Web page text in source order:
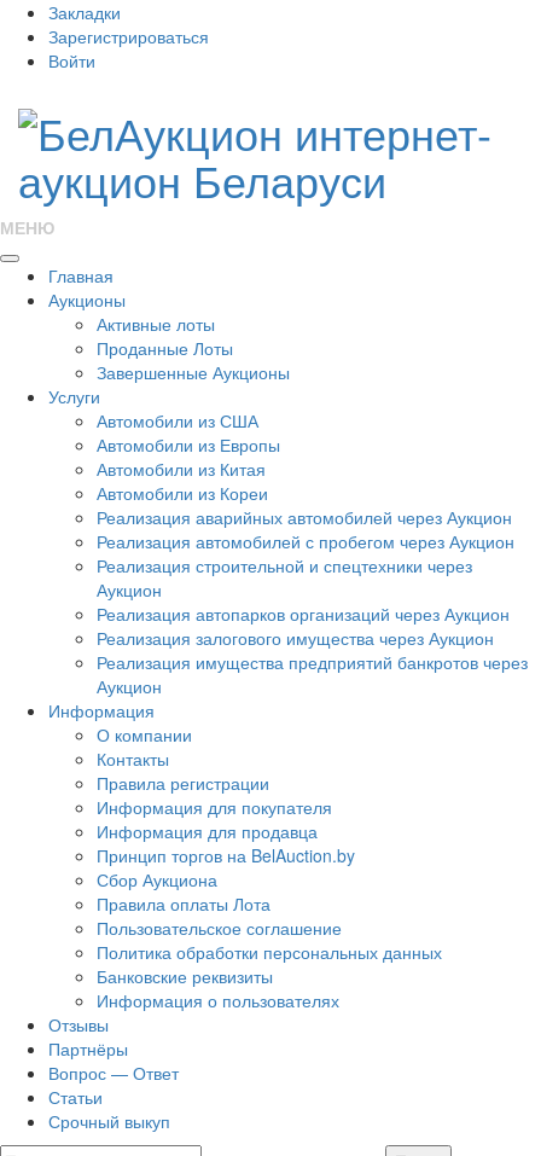
Закладки
Зарегистрироваться
Войти
МЕНЮ
Главная
Аукционы
Активные лоты
Проданные Лоты
Завершенные Аукционы
Услуги
Автомобили из США
Автомобили из Европы
Автомобили из Китая
Автомобили из Кореи
Реализация аварийных автомобилей через Аукцион
Реализация автомобилей с пробегом через Аукцион
Реализация строительной и спецтехники через
Аукцион
Реализация автопарков организаций через Аукцион
Реализация залогового имущества через Аукцион
Реализация имущества предприятий банкротов через
Аукцион
Информация
О компании
Контакты
Правила регистрации
Информация для покупателя
Информация для продавца
Принцип торгов на BelAuction.by
Сбор Аукциона
Правила оплаты Лота
Пользовательское соглашение
Политика обработки персональных данных
Банковские реквизиты
Информация о пользователях
Отзывы
Партнёры
Вопрос — Ответ
Статьи
Срочный выкуп